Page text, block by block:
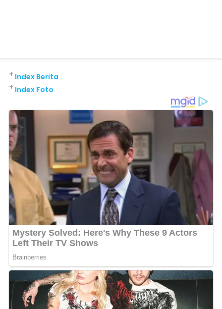
Index Berita
+
Index Foto
+